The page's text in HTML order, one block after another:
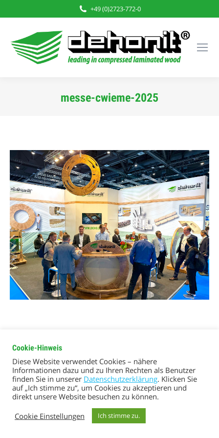
+49 (0)2723-772-0
messe-cwieme-2025
Cookie-Hinweis
Diese Website verwendet Cookies – nähere
Informationen dazu und zu Ihren Rechten als Benutzer
finden Sie in unserer Datenschutzerklärung. Klicken Sie
auf „Ich stimme zu“, um Cookies zu akzeptieren und
direkt unsere Website besuchen zu können.
Cookie Einstellungen
Ich stimme zu.